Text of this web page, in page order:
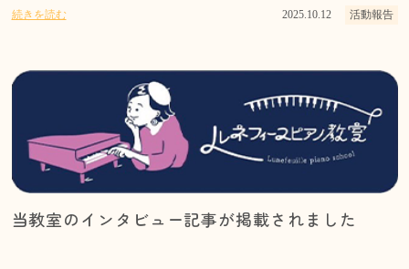
続きを読む 2025.10.12 活動報告
当教室のインタビュー記事が掲載されました